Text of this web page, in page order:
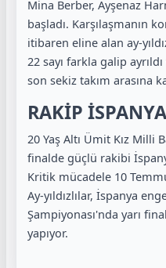
Mina Berber, Ayşenaz
başladı. Karşılaşmanın
itibaren eline alan ay-
22 sayı farkla galip
son sekiz takım arasına
RAKİP İSPANYA
20 Yaş Altı Ümit Kız Milli
finalde güçlü rakibi
Kritik mücadele 10
Ay-yıldızlılar, İspanya
Şampiyonası'nda yarı
yapıyor.